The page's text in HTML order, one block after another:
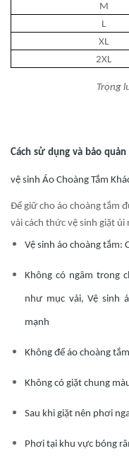
M
L
XL
2XL
Trọng
Cách sử dụng và bảo
vệ sinh Áo Choàng Tắm
Để giữ cho áo choàng tắm
vài cách thức vệ sinh giặt ủi
Vệ sinh áo choàng tắm:
Không có ngâm trong
như mục vải, Vệ sinh
mạnh
Không để áo choàng
Không có giặt chung
Sau khi giặt nên phơi
Phơi tại khu vực bóng